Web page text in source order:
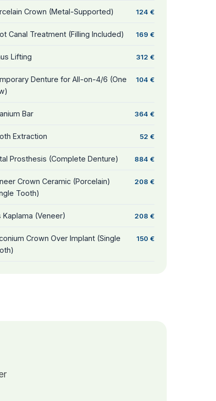
Crown (Metal-Supported) 124 €
Canal Treatment (Filling Included) 169 €
Lifting 312 €
Denture for All-on-4/6 (One
104 €
Bar 364 €
Extraction 52 €
Prosthesis (Complete Denture) 884 €
Crown Ceramic (Porcelain)
Tooth)
208 €
Kaplama (Veneer) 208 €
Crown Over Implant (Single
150 €